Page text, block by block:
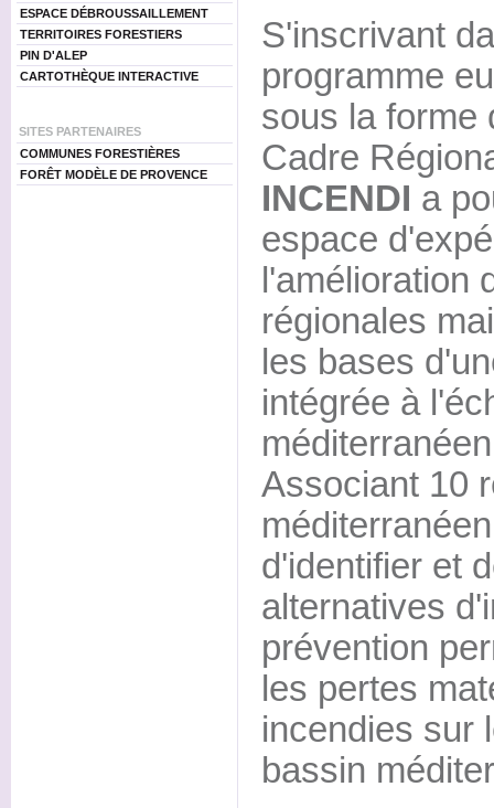
ESPACE DÉBROUSSAILLEMENT
TERRITOIRES FORESTIERS
PIN D'ALEP
CARTOTHÈQUE INTERACTIVE
SITES PARTENAIRES
COMMUNES FORESTIÈRES
FORÊT MODÈLE DE PROVENCE
S'inscrivant
programme
sous la forme
Cadre
INCENDI a
espace
l'amélioration
régionales
les bases
intégrée à
Associant 10
d'identifier et
alternatives
prévention
les pertes
incendies sur
bassin